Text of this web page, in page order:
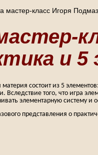
мастер-класс Игоря
и
состоит из 5
Вследствие того, что игра
элементарную систему и
представления о